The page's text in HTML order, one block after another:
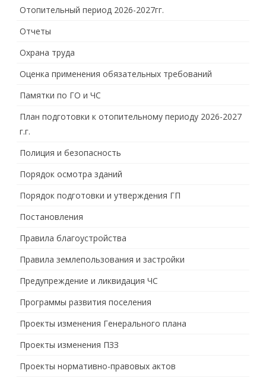
Отопительный период 2026-2027гг.
Отчеты
Охрана труда
Оценка применения обязательных требований
Памятки по ГО и ЧС
План подготовки к отопительному периоду 2026-2027
г.г.
Полиция и безопасность
Порядок осмотра зданий
Порядок подготовки и утверждения ГП
Постановления
Правила благоустройства
Правила землепользования и застройки
Предупреждение и ликвидация ЧС
Программы развития поселения
Проекты изменения Генерального плана
Проекты изменения ПЗЗ
Проекты нормативно-правовых актов